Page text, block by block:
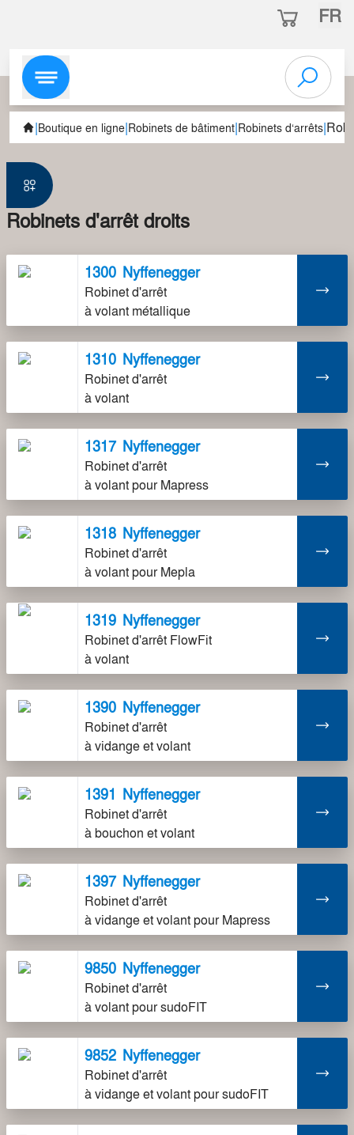
FR
|Boutique en ligne|Robinets de bâtiment|Robinets d‘arrêts|
Robinets d'arrêt droits
1300 Nyffenegger
Robinet d'arrêt
à volant métallique
1310 Nyffenegger
Robinet d'arrêt
à volant
1317 Nyffenegger
Robinet d'arrêt
à volant pour Mapress
1318 Nyffenegger
Robinet d'arrêt
à volant pour Mepla
1319 Nyffenegger
Robinet d'arrêt FlowFit
à volant
1390 Nyffenegger
Robinet d'arrêt
à vidange et volant
1391 Nyffenegger
Robinet d'arrêt
à bouchon et volant
1397 Nyffenegger
Robinet d'arrêt
à vidange et volant pour Mapress
9850 Nyffenegger
Robinet d'arrêt
à volant pour sudoFIT
9852 Nyffenegger
Robinet d'arrêt
à vidange et volant pour sudoFIT